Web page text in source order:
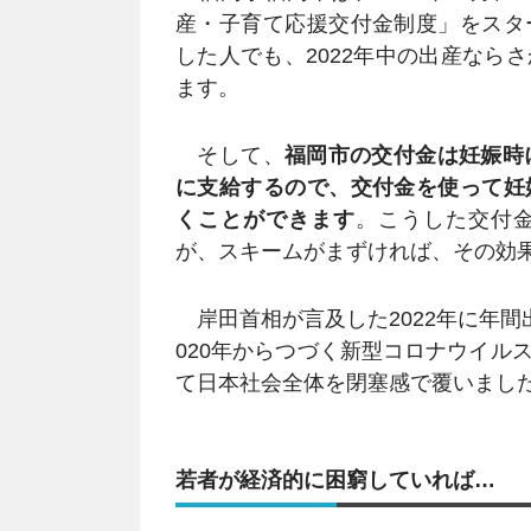
産・子育て応援交付金制度」をス
した人でも、2022年中の出産なら
ます。
そして、 福岡市の交付金は妊娠
に支給するので、交付金を使って
くことができます。こうした交付
が、スキームがまずければ、その効
岸田首相が言及した2022年に年間
020年からつづく新型コロナウイル
て日本社会全体を閉塞感で覆いまし
若者が経済的に困窮していれば…